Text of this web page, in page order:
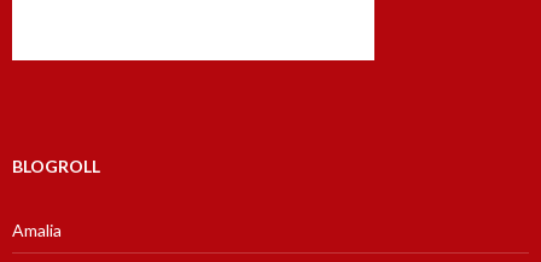
BLOGROLL
Amalia